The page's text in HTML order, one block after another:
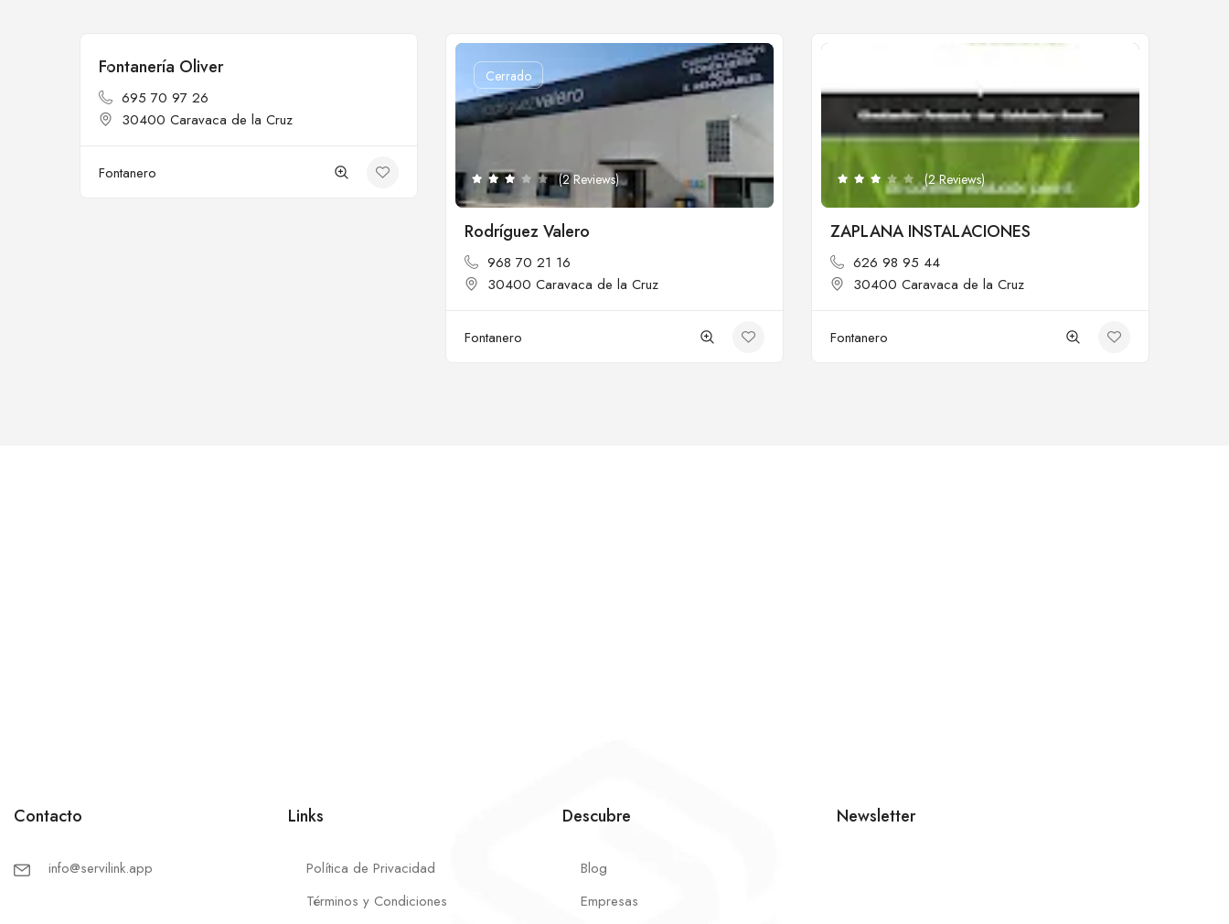
Cerrado
Fontanería Oliver
695 70 97 26
30400 Caravaca de la Cruz
Fontanero
Cerrado
(2 Reviews)
Rodríguez Valero
968 70 21 16
30400 Caravaca de la Cruz
Fontanero
(2 Reviews)
ZAPLANA INSTALACIONES
626 98 95 44
30400 Caravaca de la Cruz
Fontanero
Contacto
info@servilink.app
Links
Política de Privacidad
Términos y Condiciones
Descubre
Blog
Empresas
Newsletter